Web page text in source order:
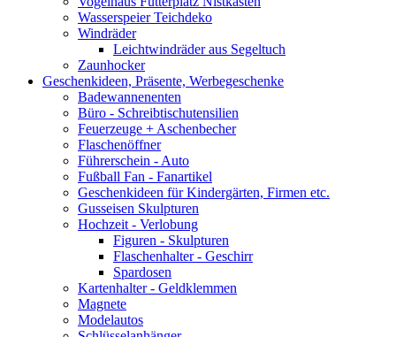
Wasserspeier Teichdeko
Windräder
Leichtwindräder aus Segeltuch
Zaunhocker
Geschenkideen, Präsente, Werbegeschenke
Badewannenenten
Büro - Schreibtischutensilien
Feuerzeuge + Aschenbecher
Flaschenöffner
Führerschein - Auto
Fußball Fan - Fanartikel
Geschenkideen für Kindergärten, Firmen etc.
Gusseisen Skulpturen
Hochzeit - Verlobung
Figuren - Skulpturen
Flaschenhalter - Geschirr
Spardosen
Kartenhalter - Geldklemmen
Magnete
Modelautos